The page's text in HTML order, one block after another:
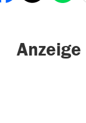
Anzeige